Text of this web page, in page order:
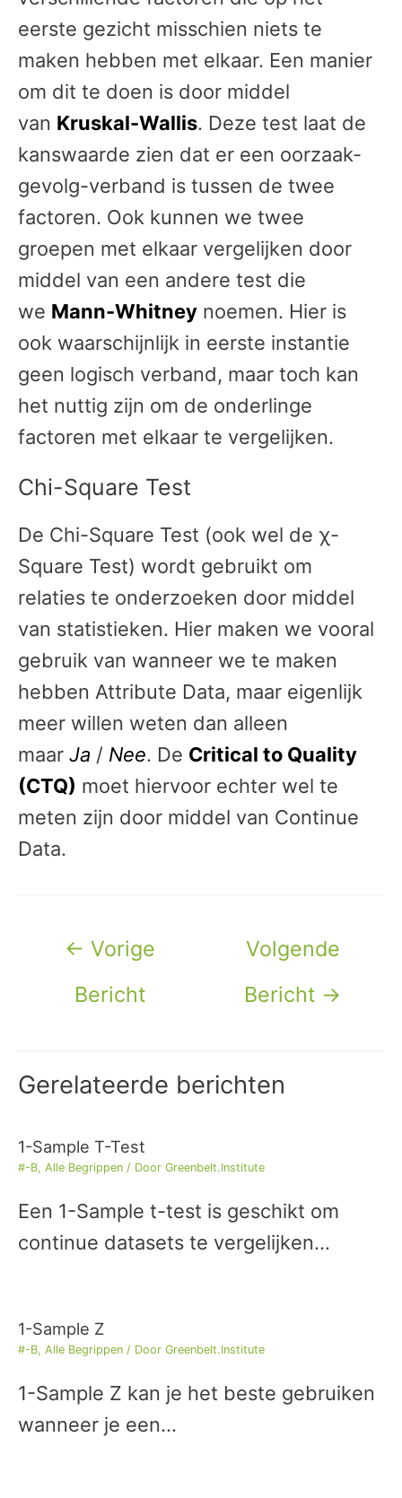
eerste gezicht misschien niets te
maken hebben met elkaar. Een manier
om dit te doen is door middel
van Kruskal-Wallis. Deze test laat de
kanswaarde zien dat er een oorzaak-
gevolg-verband is tussen de twee
factoren. Ook kunnen we twee
groepen met elkaar vergelijken door
middel van een andere test die
we Mann-Whitney noemen. Hier is
ook waarschijnlijk in eerste instantie
geen logisch verband, maar toch kan
het nuttig zijn om de onderlinge
factoren met elkaar te vergelijken.
Chi-Square Test
De Chi-Square Test (ook wel de χ-
Square Test) wordt gebruikt om
relaties te onderzoeken door middel
van statistieken. Hier maken we vooral
gebruik van wanneer we te maken
hebben Attribute Data, maar eigenlijk
meer willen weten dan alleen
maar Ja / Nee. De Critical to Quality
(CTQ) moet hiervoor echter wel te
meten zijn door middel van Continue
Data.
Bericht
navigatie
← Vorige
Bericht
Volgende
Bericht →
Gerelateerde berichten
1-Sample T-Test
#-B, Alle Begrippen / Door Greenbelt.Institute
Een 1-Sample t-test is geschikt om
continue datasets te vergelijken…
1-Sample Z
#-B, Alle Begrippen / Door Greenbelt.Institute
1-Sample Z kan je het beste gebruiken
wanneer je een…